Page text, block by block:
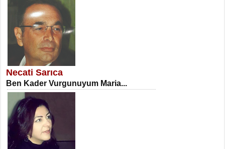
NECLA DİLEK ARSLAN
Öğretmenler Günü Mahkemesi...
İSA KARATEPE
Necati Sarıca
Ben Kader Vurgunuyum Maria...